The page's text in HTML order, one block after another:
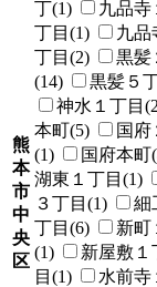
熊
本
市
中
央
区
丁(1) 九品寺
丁目(1)
九品
丁目(2)
黒髪
(14)
黒髪５
神水１丁目
本町(5)
国府
(1)
国府本町
湖東１丁目(1)
３丁目(1)
細
丁目(6)
新町
(1)
新屋敷１
目(1)
水前寺